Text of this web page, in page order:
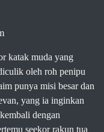
katak muda yang
oleh roh penipu
punya misi besar dan
yang ia inginkan
dengan
seekor rakun tua